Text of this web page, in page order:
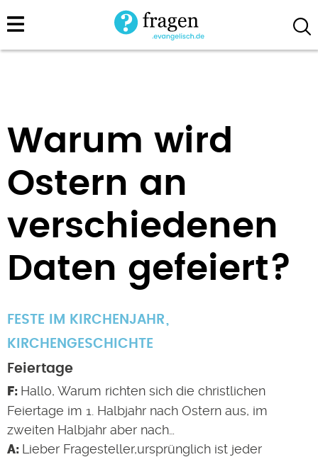
Direkt
zum
Warum wird
Ostern an
verschiedenen
Daten gefeiert?
FESTE IM KIRCHENJAHR
KIRCHENGESCHICHTE
Feiertage
Hallo, Warum richten sich die christlichen
Feiertage im 1. Halbjahr nach Ostern aus, im
zweiten Halbjahr aber nach…
Lieber Fragesteller,ursprünglich ist jeder